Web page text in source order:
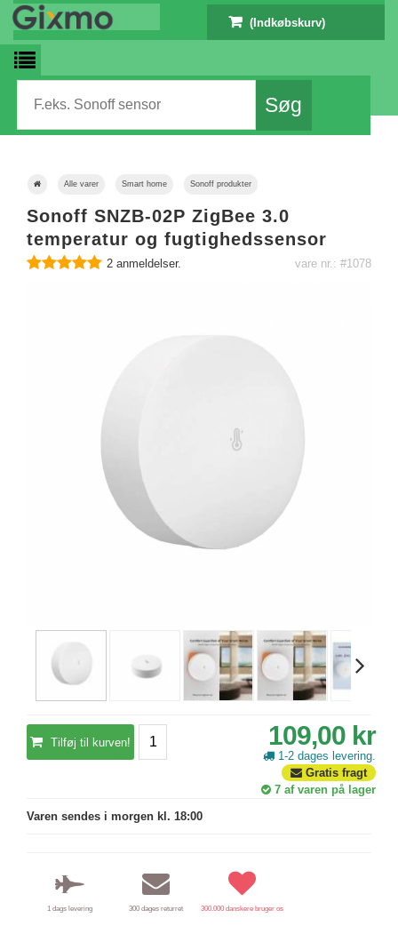
(Indkøbskurv)
Alle varer Smart home Sonoff produkter
Sonoff SNZB-02P ZigBee 3.0
temperatur og fugtighedssensor
2 anmeldelser. vare nr.: #1078
Tilføj til kurven! 109,00 kr
1-2 dages levering.
Gratis fragt
7af varen på lager
Varen sendes i morgen kl. 18:00
1 dags levering 300 dages returret 300.000 danskere bruger os